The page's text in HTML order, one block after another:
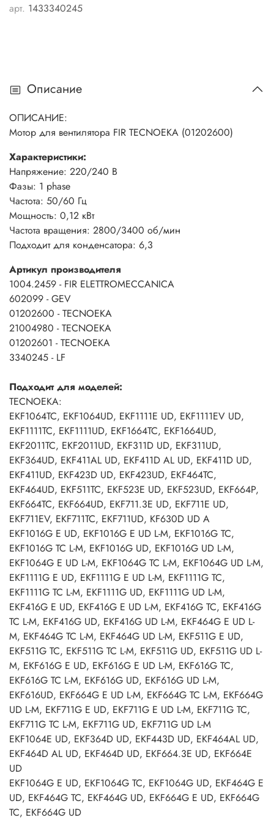
арт. 1433340245
Описание
ОПИСАНИЕ:
Мотор для вентилятора FIR TECNOEKA (01202600)
Характеристики:
Напряжение: 220/240 В
Фазы: 1 phase
Частота: 50/60 Гц
Мощность: 0,12 кВт
Частота вращения: 2800/3400 об/мин
Подходит для конденсатора: 6,3
Артикул производителя
1004.2459 - FIR ELETTROMECCANICA
602099 - GEV
01202600 - TECNOEKA
21004980 - TECNOEKA
01202601 - TECNOEKA
3340245 - LF
Подходит для моделей:
TECNOEKA:
EKF1064TC, EKF1064UD, EKF1111E UD, EKF1111EV UD,
EKF1111TC, EKF1111UD, EKF1664TC, EKF1664UD,
EKF2011TC, EKF2011UD, EKF311D UD, EKF311UD,
EKF364UD, EKF411AL UD, EKF411D AL UD, EKF411D UD,
EKF411UD, EKF423D UD, EKF423UD, EKF464TC,
EKF464UD, EKF511TC, EKF523E UD, EKF523UD, EKF664P,
EKF664TC, EKF664UD, EKF711.3E UD, EKF711E UD,
EKF711EV, EKF711TC, EKF711UD, KF630D UD A
EKF1016G E UD, EKF1016G E UD L-M, EKF1016G TC,
EKF1016G TC L-M, EKF1016G UD, EKF1016G UD L-M,
EKF1064G E UD L-M, EKF1064G TC L-M, EKF1064G UD L-M,
EKF1111G E UD, EKF1111G E UD L-M, EKF1111G TC,
EKF1111G TC L-M, EKF1111G UD, EKF1111G UD L-M,
EKF416G E UD, EKF416G E UD L-M, EKF416G TC, EKF416G
TC L-M, EKF416G UD, EKF416G UD L-M, EKF464G E UD L-
M, EKF464G TC L-M, EKF464G UD L-M, EKF511G E UD,
EKF511G TC, EKF511G TC L-M, EKF511G UD, EKF511G UD L-
M, EKF616G E UD, EKF616G E UD L-M, EKF616G TC,
EKF616G TC L-M, EKF616G UD, EKF616G UD L-M,
EKF616UD, EKF664G E UD L-M, EKF664G TC L-M, EKF664G
UD L-M, EKF711G E UD, EKF711G E UD L-M, EKF711G TC,
EKF711G TC L-M, EKF711G UD, EKF711G UD L-M
EKF1064E UD, EKF364D UD, EKF443D UD, EKF464AL UD,
EKF464D AL UD, EKF464D UD, EKF664.3E UD, EKF664E
UD
EKF1064G E UD, EKF1064G TC, EKF1064G UD, EKF464G E
UD, EKF464G TC, EKF464G UD, EKF664G E UD, EKF664G
TC, EKF664G UD